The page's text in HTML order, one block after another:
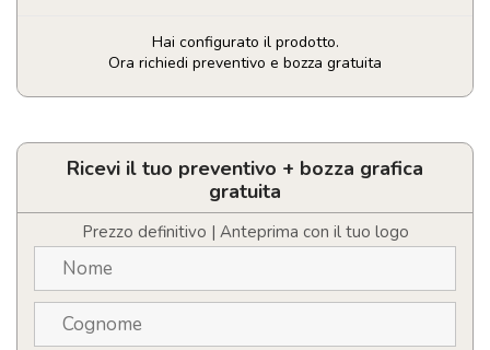
Hai configurato il prodotto.
Ora richiedi preventivo e bozza gratuita
Pallina
a
calcio
personalizzabile
con
logo
quantità
Ricevi il tuo preventivo + bozza grafica
gratuita
Prezzo definitivo | Anteprima con il tuo logo